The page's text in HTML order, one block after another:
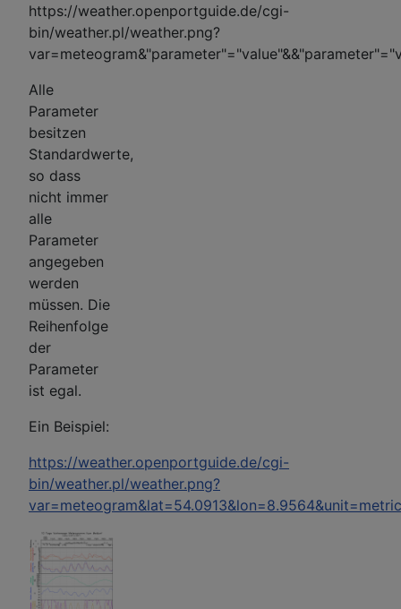
https://weather.openportguide.de/cgi-
bin/weather.pl/weather.png?
Alle
Parameter
besitzen
Standardwerte,
so dass
nicht immer
alle
Parameter
angegeben
werden
müssen. Die
Reihenfolge
der
Parameter
ist egal.
Ein Beispiel:
https://weather.openportguide.de/cgi-
bin/weather.pl/weather.png?